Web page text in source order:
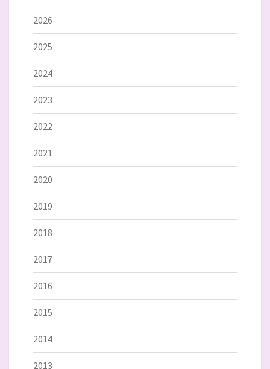
2026
2025
2024
2023
2022
2021
2020
2019
2018
2017
2016
2015
2014
2013